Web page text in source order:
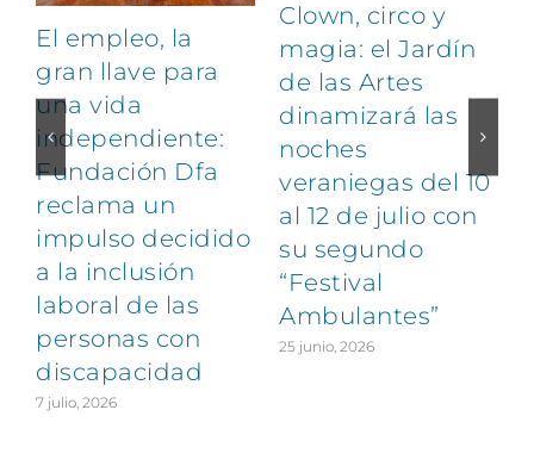
El empleo, la
gran llave para
una vida
independiente:
Fundación Dfa
reclama un
impulso decidido
a la inclusión
laboral de las
personas con
discapacidad
7 julio, 2026
Clown, circo y
magia: el Jardín
de las Artes
dinamizará las
noches
veraniegas del 10
al 12 de julio con
su segundo
“Festival
Ambulantes”
25 junio, 2026